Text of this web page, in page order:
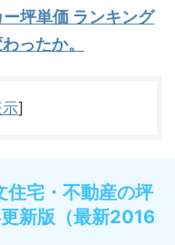
坪単価 ランキング
ったか。
]
住宅・不動産の坪
新版（最新2016